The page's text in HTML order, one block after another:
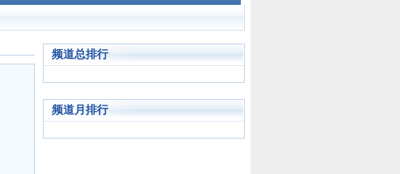
频道总排行
频道月排行